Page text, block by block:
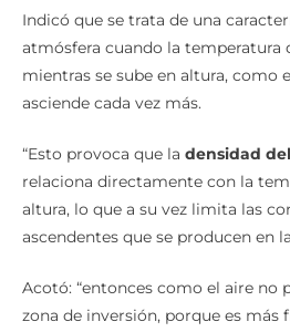
Indicó que se trata de una
atmósfera cuando la temperatura
mientras se sube en altura, como
asciende cada vez más.
“Esto provoca que la densidad
relaciona directamente con la
altura, lo que a su vez limita las
ascendentes que se producen en
Acotó: “entonces como el aire no
zona de inversión, porque es más